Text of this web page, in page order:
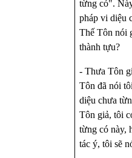
từng có".
pháp vi diệu
Thế Tôn nói
thành tựu?
- Thưa Tôn
Tôn đã nói
diệu chưa
Tôn giả, tôi
từng có này,
tác ý, tôi sẽ